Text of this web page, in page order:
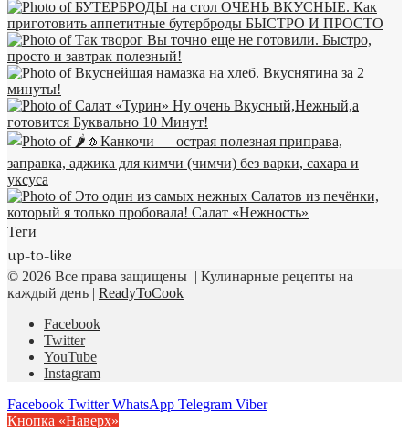
Теги
up-to-like
© 2026 Все права защищены | Кулинарные рецепты на
каждый день | ReadyToCook
Facebook
Twitter
YouTube
Instagram
Facebook Twitter WhatsApp Telegram Viber
Кнопка «Наверх»